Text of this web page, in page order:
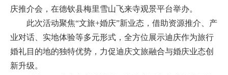
庆推介会，在德钦县梅里雪山飞来寺观景平台举办。
此次活动聚焦“文旅+婚庆”新业态，借助资源推介、产
业对话、实地体验等多元形式，全方位展示迪庆作为旅行
婚礼目的地的独特优势，力促迪庆文旅融合与婚庆业态创
新升级。